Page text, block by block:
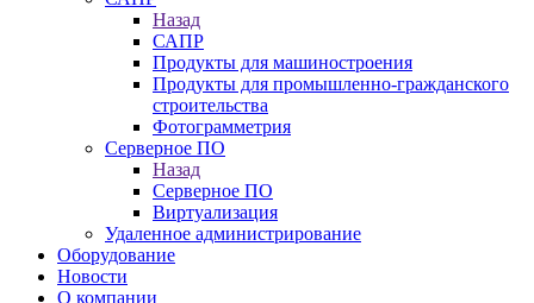
Назад
САПР
Продукты для машиностроения
Продукты для промышленно-гражданского
строительства
Фотограмметрия
Серверное ПО
Назад
Серверное ПО
Виртуализация
Удаленное администрирование
Оборудование
Новости
О компании